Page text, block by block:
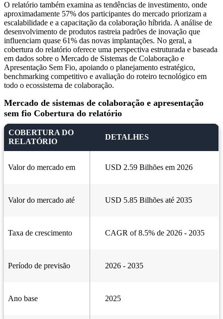
O relatório também examina as tendências de investimento, onde
aproximadamente 57% dos participantes do mercado priorizam a
escalabilidade e a capacitação da colaboração híbrida. A análise de
desenvolvimento de produtos rastreia padrões de inovação que
influenciam quase 61% das novas implantações. No geral, a
cobertura do relatório oferece uma perspectiva estruturada e baseada
em dados sobre o Mercado de Sistemas de Colaboração e
Apresentação Sem Fio, apoiando o planejamento estratégico,
benchmarking competitivo e avaliação do roteiro tecnológico em
todo o ecossistema de colaboração.
Mercado de sistemas de colaboração e apresentação
sem fio Cobertura do relatório
COBERTURA DO
RELATÓRIO
DETALHES
Valor do mercado em USD 2.59 Bilhões em 2026
Valor do mercado até USD 5.85 Bilhões até 2035
Taxa de crescimento CAGR of 8.5% de 2026 - 2035
Período de previsão 2026 - 2035
Ano base 2025